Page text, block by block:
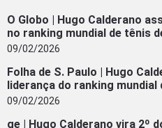
O Globo | Hugo Calderano
no ranking mundial de tênis
09/02/2026
Folha de S. Paulo | Hugo
liderança do ranking mundial
09/02/2026
ge | Hugo Calderano vira 2º